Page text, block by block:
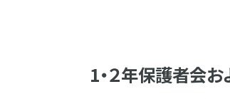
1・２年保護者会